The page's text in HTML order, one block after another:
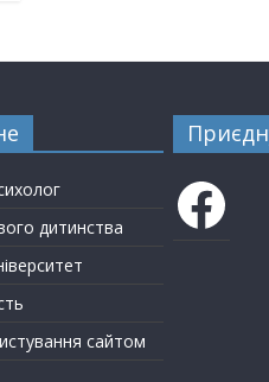
дитинства
сайтом
Facebook